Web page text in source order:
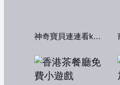
神奇寶貝連連看kawai版2004